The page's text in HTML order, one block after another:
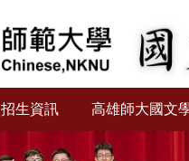
招生資訊 高雄師大國文